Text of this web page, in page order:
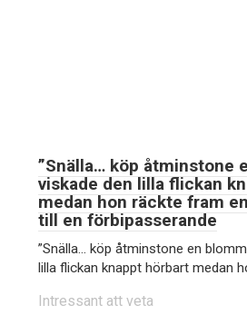
”Snälla… köp åtminstone
viskade den lilla flickan
medan hon räckte fram
till en förbipasserande
”Snälla… köp åtminstone en
lilla flickan knappt hörbart medan
Intressant att veta